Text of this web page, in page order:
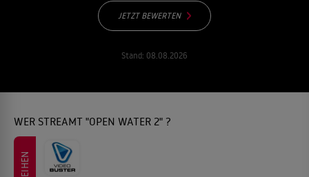
JETZT BEWERTEN
Stand: 08.08.2026
WER STREAMT "OPEN WATER 2" ?
LEIHEN